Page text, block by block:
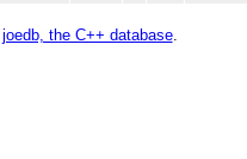
joedb, the C++ database.